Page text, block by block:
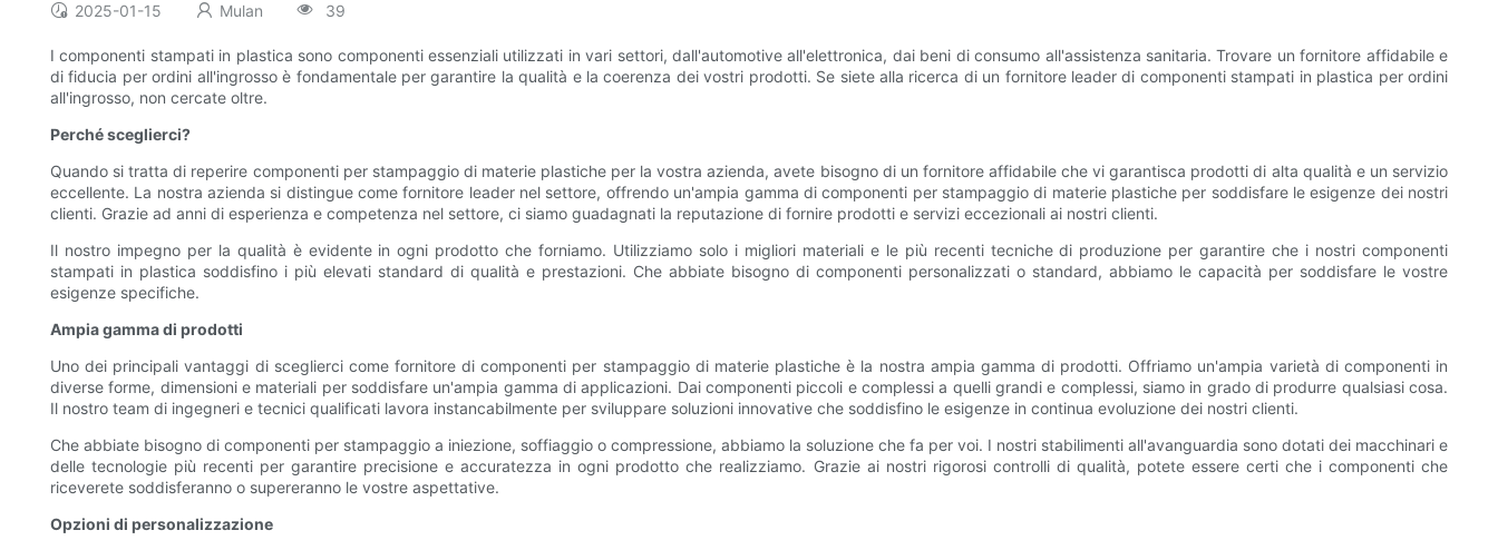
2025-01-15 Mulan 39
I componenti stampati in plastica sono componenti essenziali utilizzati in vari settori, dall'automotive all'elettronica, dai beni di consumo all'assistenza sanitaria. Trovare un fornitore affidabile e
di fiducia per ordini all'ingrosso è fondamentale per garantire la qualità e la coerenza dei vostri prodotti. Se siete alla ricerca di un fornitore leader di componenti stampati in plastica per ordini
all'ingrosso, non cercate oltre.
Perché sceglierci?
Quando si tratta di reperire componenti per stampaggio di materie plastiche per la vostra azienda, avete bisogno di un fornitore affidabile che vi garantisca prodotti di alta qualità e un servizio
eccellente. La nostra azienda si distingue come fornitore leader nel settore, offrendo un'ampia gamma di componenti per stampaggio di materie plastiche per soddisfare le esigenze dei nostri
clienti. Grazie ad anni di esperienza e competenza nel settore, ci siamo guadagnati la reputazione di fornire prodotti e servizi eccezionali ai nostri clienti.
Il nostro impegno per la qualità è evidente in ogni prodotto che forniamo. Utilizziamo solo i migliori materiali e le più recenti tecniche di produzione per garantire che i nostri componenti
stampati in plastica soddisfino i più elevati standard di qualità e prestazioni. Che abbiate bisogno di componenti personalizzati o standard, abbiamo le capacità per soddisfare le vostre
esigenze specifiche.
Ampia gamma di prodotti
Uno dei principali vantaggi di sceglierci come fornitore di componenti per stampaggio di materie plastiche è la nostra ampia gamma di prodotti. Offriamo un'ampia varietà di componenti in
diverse forme, dimensioni e materiali per soddisfare un'ampia gamma di applicazioni. Dai componenti piccoli e complessi a quelli grandi e complessi, siamo in grado di produrre qualsiasi cosa.
Il nostro team di ingegneri e tecnici qualificati lavora instancabilmente per sviluppare soluzioni innovative che soddisfino le esigenze in continua evoluzione dei nostri clienti.
Che abbiate bisogno di componenti per stampaggio a iniezione, soffiaggio o compressione, abbiamo la soluzione che fa per voi. I nostri stabilimenti all'avanguardia sono dotati dei macchinari e
delle tecnologie più recenti per garantire precisione e accuratezza in ogni prodotto che realizziamo. Grazie ai nostri rigorosi controlli di qualità, potete essere certi che i componenti che
riceverete soddisferanno o supereranno le vostre aspettative.
Opzioni di personalizzazione